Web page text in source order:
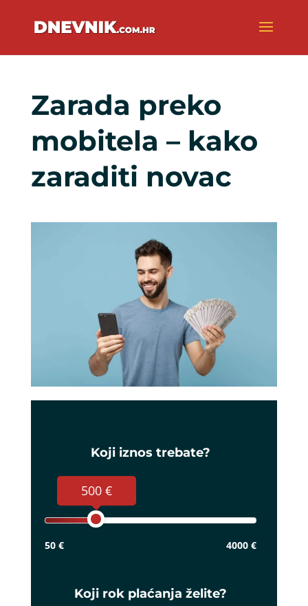
Zarada preko
mobitela – kako
zaraditi novac
Koji iznos trebate?
500 €
50 € 4000 €
Koji rok plaćanja želite?